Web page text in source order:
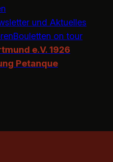
und Aktuelles
Bouletten on tour
e.V. 1926
Petanque